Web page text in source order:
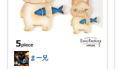
まー兄